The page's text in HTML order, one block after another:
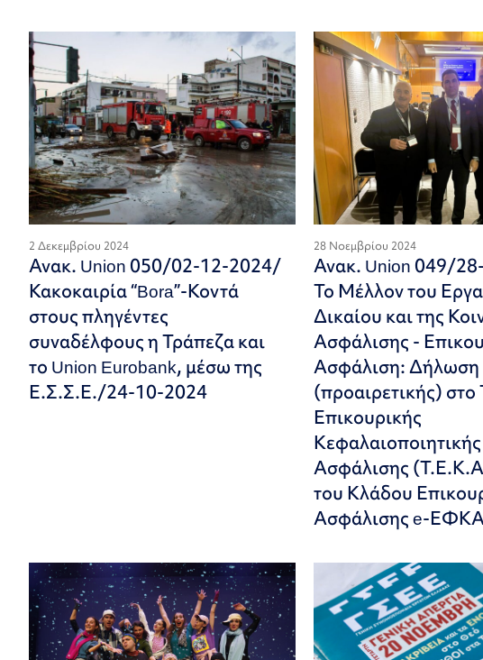
2 Δεκεμβρίου 2024
Ανακ. Union 050/02-12-2024/
Κακοκαιρία “Bora”-Κοντά
στους πληγέντες
συναδέλφους η Τράπεζα και
το Union Eurobank, μέσω της
Ε.Σ.Σ.Ε./24-10-2024
28 Νοεμβρίου 2024
Ανακ. Union 049/
Το Μέλλον του
Δικαίου και της
Ασφάλισης -
Ασφάλιση: Δήλωση
(προαιρετικής) στο
Επικουρικής
Κεφαλαιοποιητικής
Ασφάλισης
του Κλάδου
Ασφάλισης e-